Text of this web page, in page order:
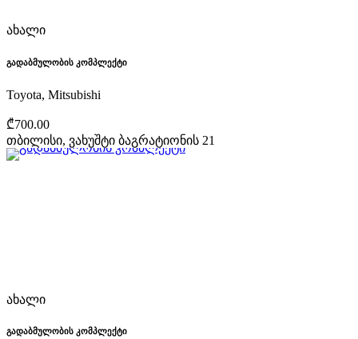
ახალი
გადაბმულობის კომპლექტი
Toyota, Mitsubishi
₾700.00
თბილისი, ვახუშტი ბაგრატიონის 21
ახალი
გადაბმულობის კომპლექტი